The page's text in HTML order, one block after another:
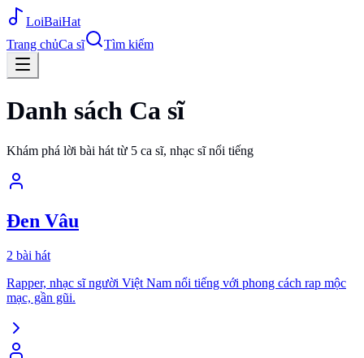
LoiBaiHat
Trang chủCa sĩ Tìm kiếm
Danh sách Ca sĩ
Khám phá lời bài hát từ 5 ca sĩ, nhạc sĩ nổi tiếng
Đen Vâu
2 bài hát
Rapper, nhạc sĩ người Việt Nam nổi tiếng với phong cách rap mộc
mạc, gần gũi.